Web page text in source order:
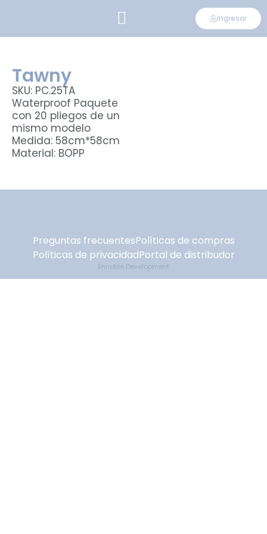
Ingresar
Tawny
SKU: PC.25TA
Waterproof Paquete
con 20 pliegos de un
mismo modelo
Medida: 58cm*58cm
Material: BOPP
Preguntas frecuentesPolíticas de compras
Políticas de privacidadPortal de distribudor
Ennoble Development